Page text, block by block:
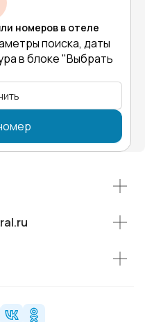
номеров в отеле
поиска, даты
в блоке "Выбрать